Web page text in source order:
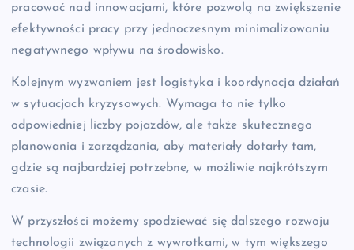
pracować nad innowacjami, które pozwolą na zwiększenie
efektywności pracy przy jednoczesnym minimalizowaniu
negatywnego wpływu na środowisko.
Kolejnym wyzwaniem jest logistyka i koordynacja działań
w sytuacjach kryzysowych. Wymaga to nie tylko
odpowiedniej liczby pojazdów, ale także skutecznego
planowania i zarządzania, aby materiały dotarły tam,
gdzie są najbardziej potrzebne, w możliwie najkrótszym
czasie.
W przyszłości możemy spodziewać się dalszego rozwoju
technologii związanych z wywrotkami, w tym większego